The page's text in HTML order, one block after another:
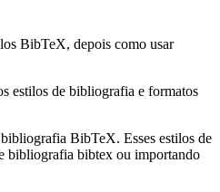
BibTeX, depois como usar
estilos de bibliografia e formatos
BibTeX. Esses estilos de
bibliografia bibtex ou importando